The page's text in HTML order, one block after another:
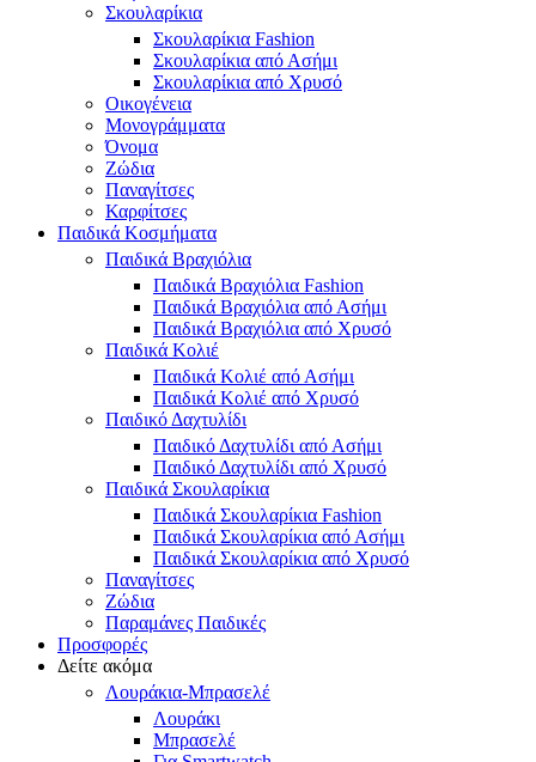
Σκουλαρίκια
Σκουλαρίκια Fashion
Σκουλαρίκια από Ασήμι
Σκουλαρίκια από Χρυσό
Οικογένεια
Μονογράμματα
Όνομα
Ζώδια
Παναγίτσες
Καρφίτσες
Παιδικά Κοσμήματα
Παιδικά Βραχιόλια
Παιδικά Βραχιόλια Fashion
Παιδικά Βραχιόλια από Ασήμι
Παιδικά Βραχιόλια από Χρυσό
Παιδικά Κολιέ
Παιδικά Κολιέ από Ασήμι
Παιδικά Κολιέ από Χρυσό
Παιδικό Δαχτυλίδι
Παιδικό Δαχτυλίδι από Ασήμι
Παιδικό Δαχτυλίδι από Χρυσό
Παιδικά Σκουλαρίκια
Παιδικά Σκουλαρίκια Fashion
Παιδικά Σκουλαρίκια από Ασήμι
Παιδικά Σκουλαρίκια από Χρυσό
Παναγίτσες
Ζώδια
Παραμάνες Παιδικές
Προσφορές
Δείτε ακόμα
Λουράκια-Μπρασελέ
Λουράκι
Μπρασελέ